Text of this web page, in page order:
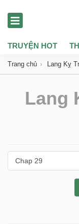
TRUYỆN HOT
Trang chủ Lang Kỵ
Lang